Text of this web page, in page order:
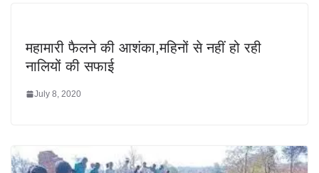
महामारी फैलने की आशंका,महिनों से नहीं हो रही
नालियों की सफाई
July 8, 2020